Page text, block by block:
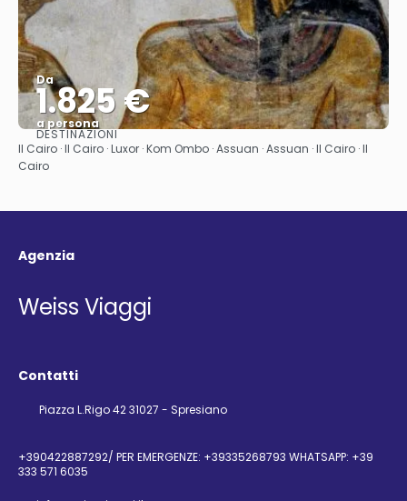
Da
1.825 €
a persona
Vedere
DESTINAZIONI
Il Cairo · Il Cairo · Luxor · Kom Ombo · Assuan · Assuan · Il Cairo · Il
Cairo
Agenzia
Weiss Viaggi
Contatti
Piazza L.Rigo 42 31027 - Spresiano
+390422887292/ PER EMERGENZE: +39335268793 WHATSAPP: +39
333 571 6035